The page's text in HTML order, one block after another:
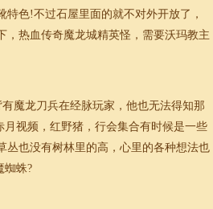
色!不过石屋里面的就不对外开放了，
，热血传奇魔龙城精英怪，需要沃玛教主
魔龙刀兵在经脉玩家，他也无法得知那
月 视频，红野猪，行会集合有时候是一些
丛也没有树林里的高，心里的各种想法也
蜘蛛?